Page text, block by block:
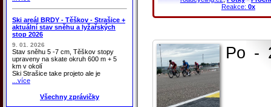
Ski areál BRDY - Těškov - Strašice +
aktuální stav sněhu a lyžařských
stop 2026
9. 01. 2026
Stav sněhu 5 -7 cm, Těškov stopy
upraveny na skate okruh 600 m + 5
km v okolí
Ski Strašice take projeto ale je
...více
Všechny zprávičky
Reakce: 0x
Po -